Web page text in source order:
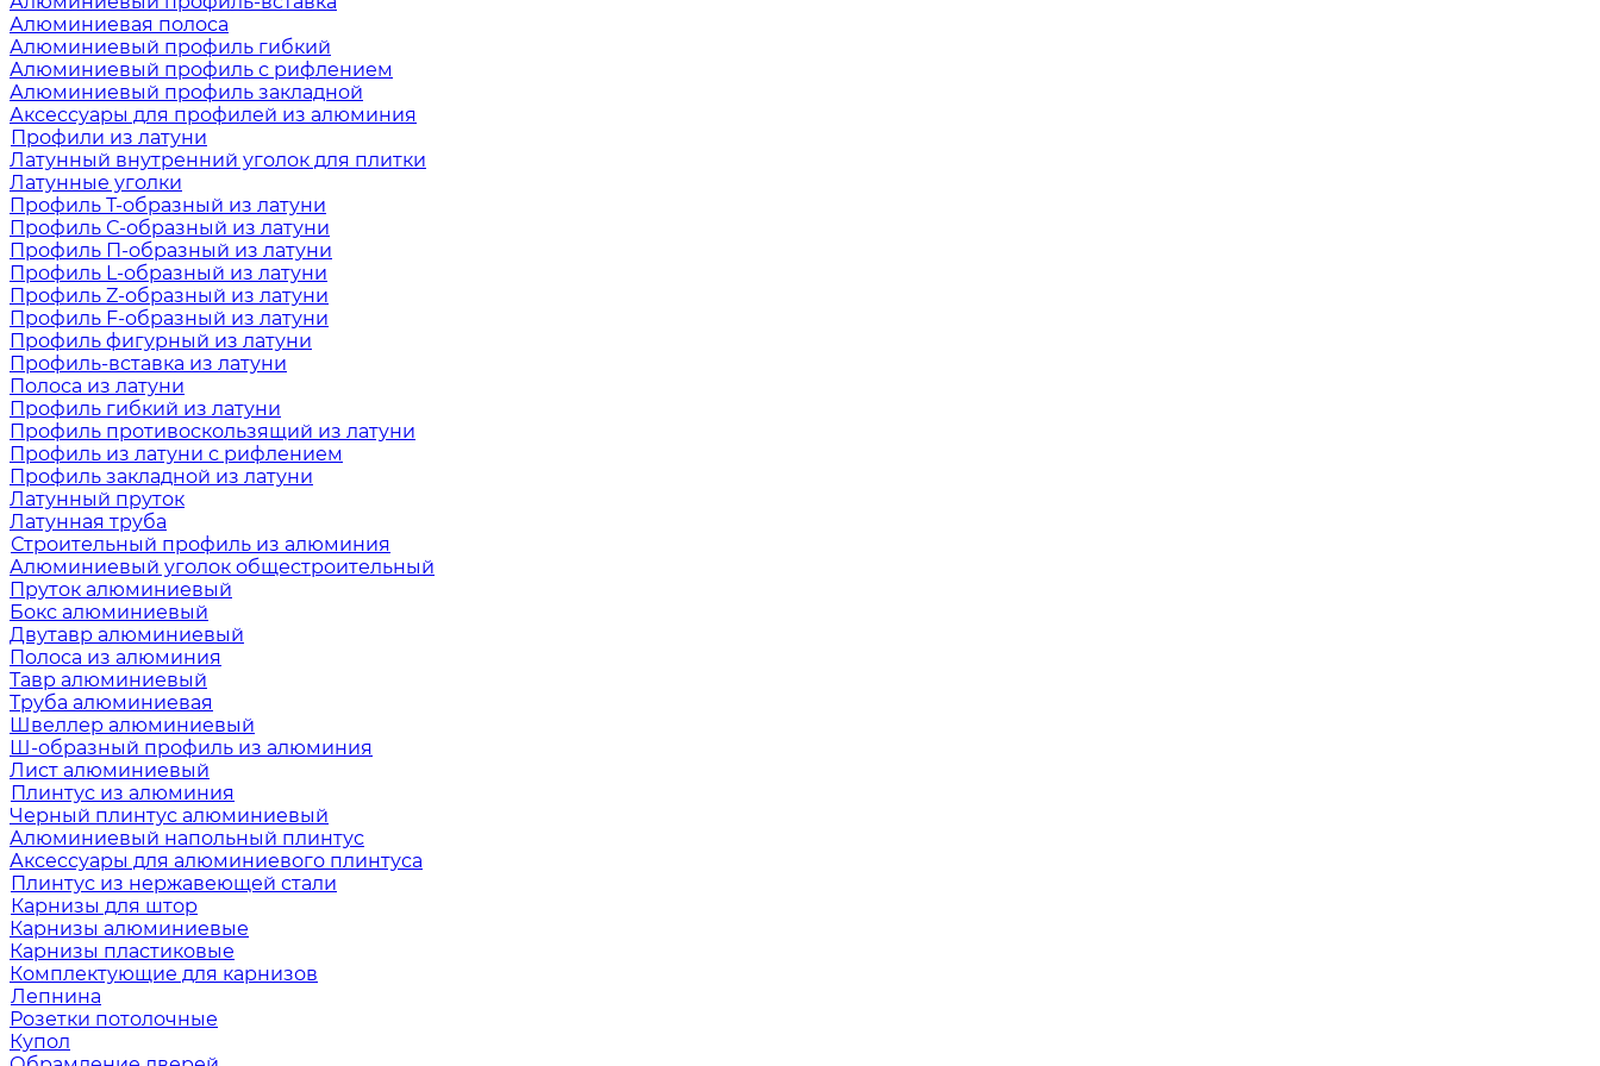
Алюминиевая полоса
Алюминиевый профиль гибкий
Алюминиевый профиль с рифлением
Алюминиевый профиль закладной
Аксессуары для профилей из алюминия
Профили из латуни
Латунный внутренний уголок для плитки
Латунные уголки
Профиль Т-образный из латуни
Профиль С-образный из латуни
Профиль П-образный из латуни
Профиль L-образный из латуни
Профиль Z-образный из латуни
Профиль F-образный из латуни
Профиль фигурный из латуни
Профиль-вставка из латуни
Полоса из латуни
Профиль гибкий из латуни
Профиль противоскользящий из латуни
Профиль из латуни с рифлением
Профиль закладной из латуни
Латунный пруток
Латунная труба
Строительный профиль из алюминия
Алюминиевый уголок общестроительный
Пруток алюминиевый
Бокс алюминиевый
Двутавр алюминиевый
Полоса из алюминия
Тавр алюминиевый
Труба алюминиевая
Швеллер алюминиевый
Ш-образный профиль из алюминия
Лист алюминиевый
Плинтус из алюминия
Черный плинтус алюминиевый
Алюминиевый напольный плинтус
Аксессуары для алюминиевого плинтуса
Плинтус из нержавеющей стали
Карнизы для штор
Карнизы алюминиевые
Карнизы пластиковые
Комплектующие для карнизов
Лепнина
Розетки потолочные
Купол